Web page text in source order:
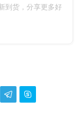
到货，分享更多好
 